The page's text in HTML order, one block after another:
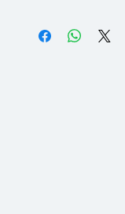
ความน่าสะพรึงกลั